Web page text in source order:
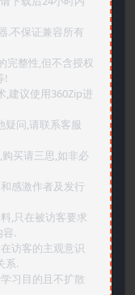
.不保证兼容所有
完整性,但不含授权
!
,建议使用360Zip进
疑问,请联系客服
买请三思,如非必
感激作者及发行
,只在被访客要求
.
访客的主观意识
系.
习目的且不扩散